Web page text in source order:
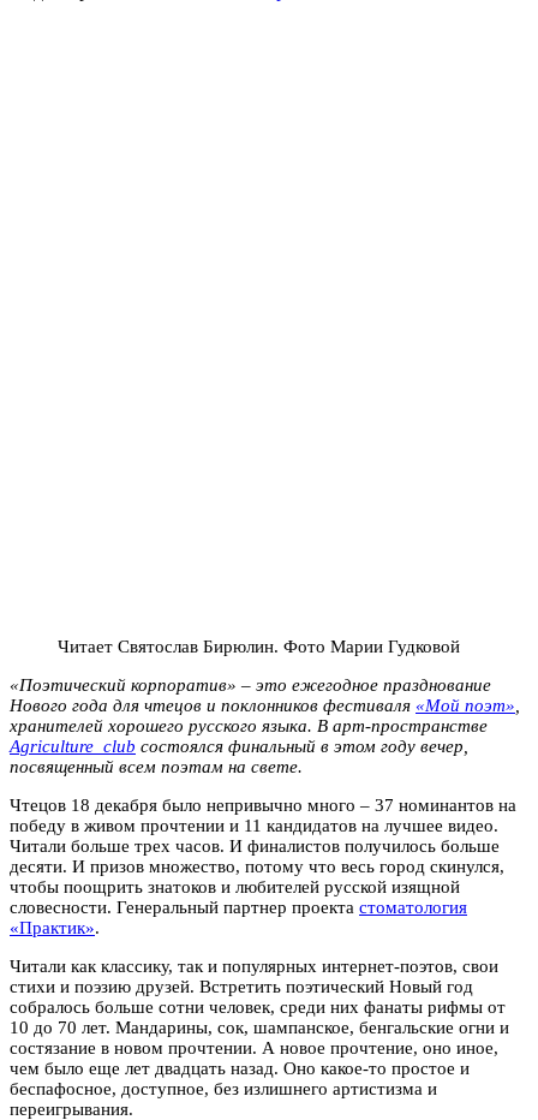
Читает Святослав Бирюлин. Фото Марии Гудковой
«Поэтический корпоратив» – это ежегодное празднование
Нового года для чтецов и поклонников фестиваля «Мой поэт»
хранителей хорошего русского языка. В арт-пространстве
Agriculture_club состоялся финальный в этом году вечер,
посвященный всем поэтам на свете.
Чтецов 18 декабря было непривычно много – 37 номинантов на
победу в живом прочтении и 11 кандидатов на лучшее видео.
Читали больше трех часов. И финалистов получилось больше
десяти. И призов множество, потому что весь город скинулся,
чтобы поощрить знатоков и любителей русской изящной
словесности. Генеральный партнер проекта стоматология
«Практик».
Читали как классику, так и популярных интернет-поэтов, свои
стихи и поэзию друзей. Встретить поэтический Новый год
собралось больше сотни человек, среди них фанаты рифмы от
10 до 70 лет. Мандарины, сок, шампанское, бенгальские огни и
состязание в новом прочтении. А новое прочтение, оно иное,
чем было еще лет двадцать назад. Оно какое-то простое и
беспафосное, доступное, без излишнего артистизма и
переигрывания.